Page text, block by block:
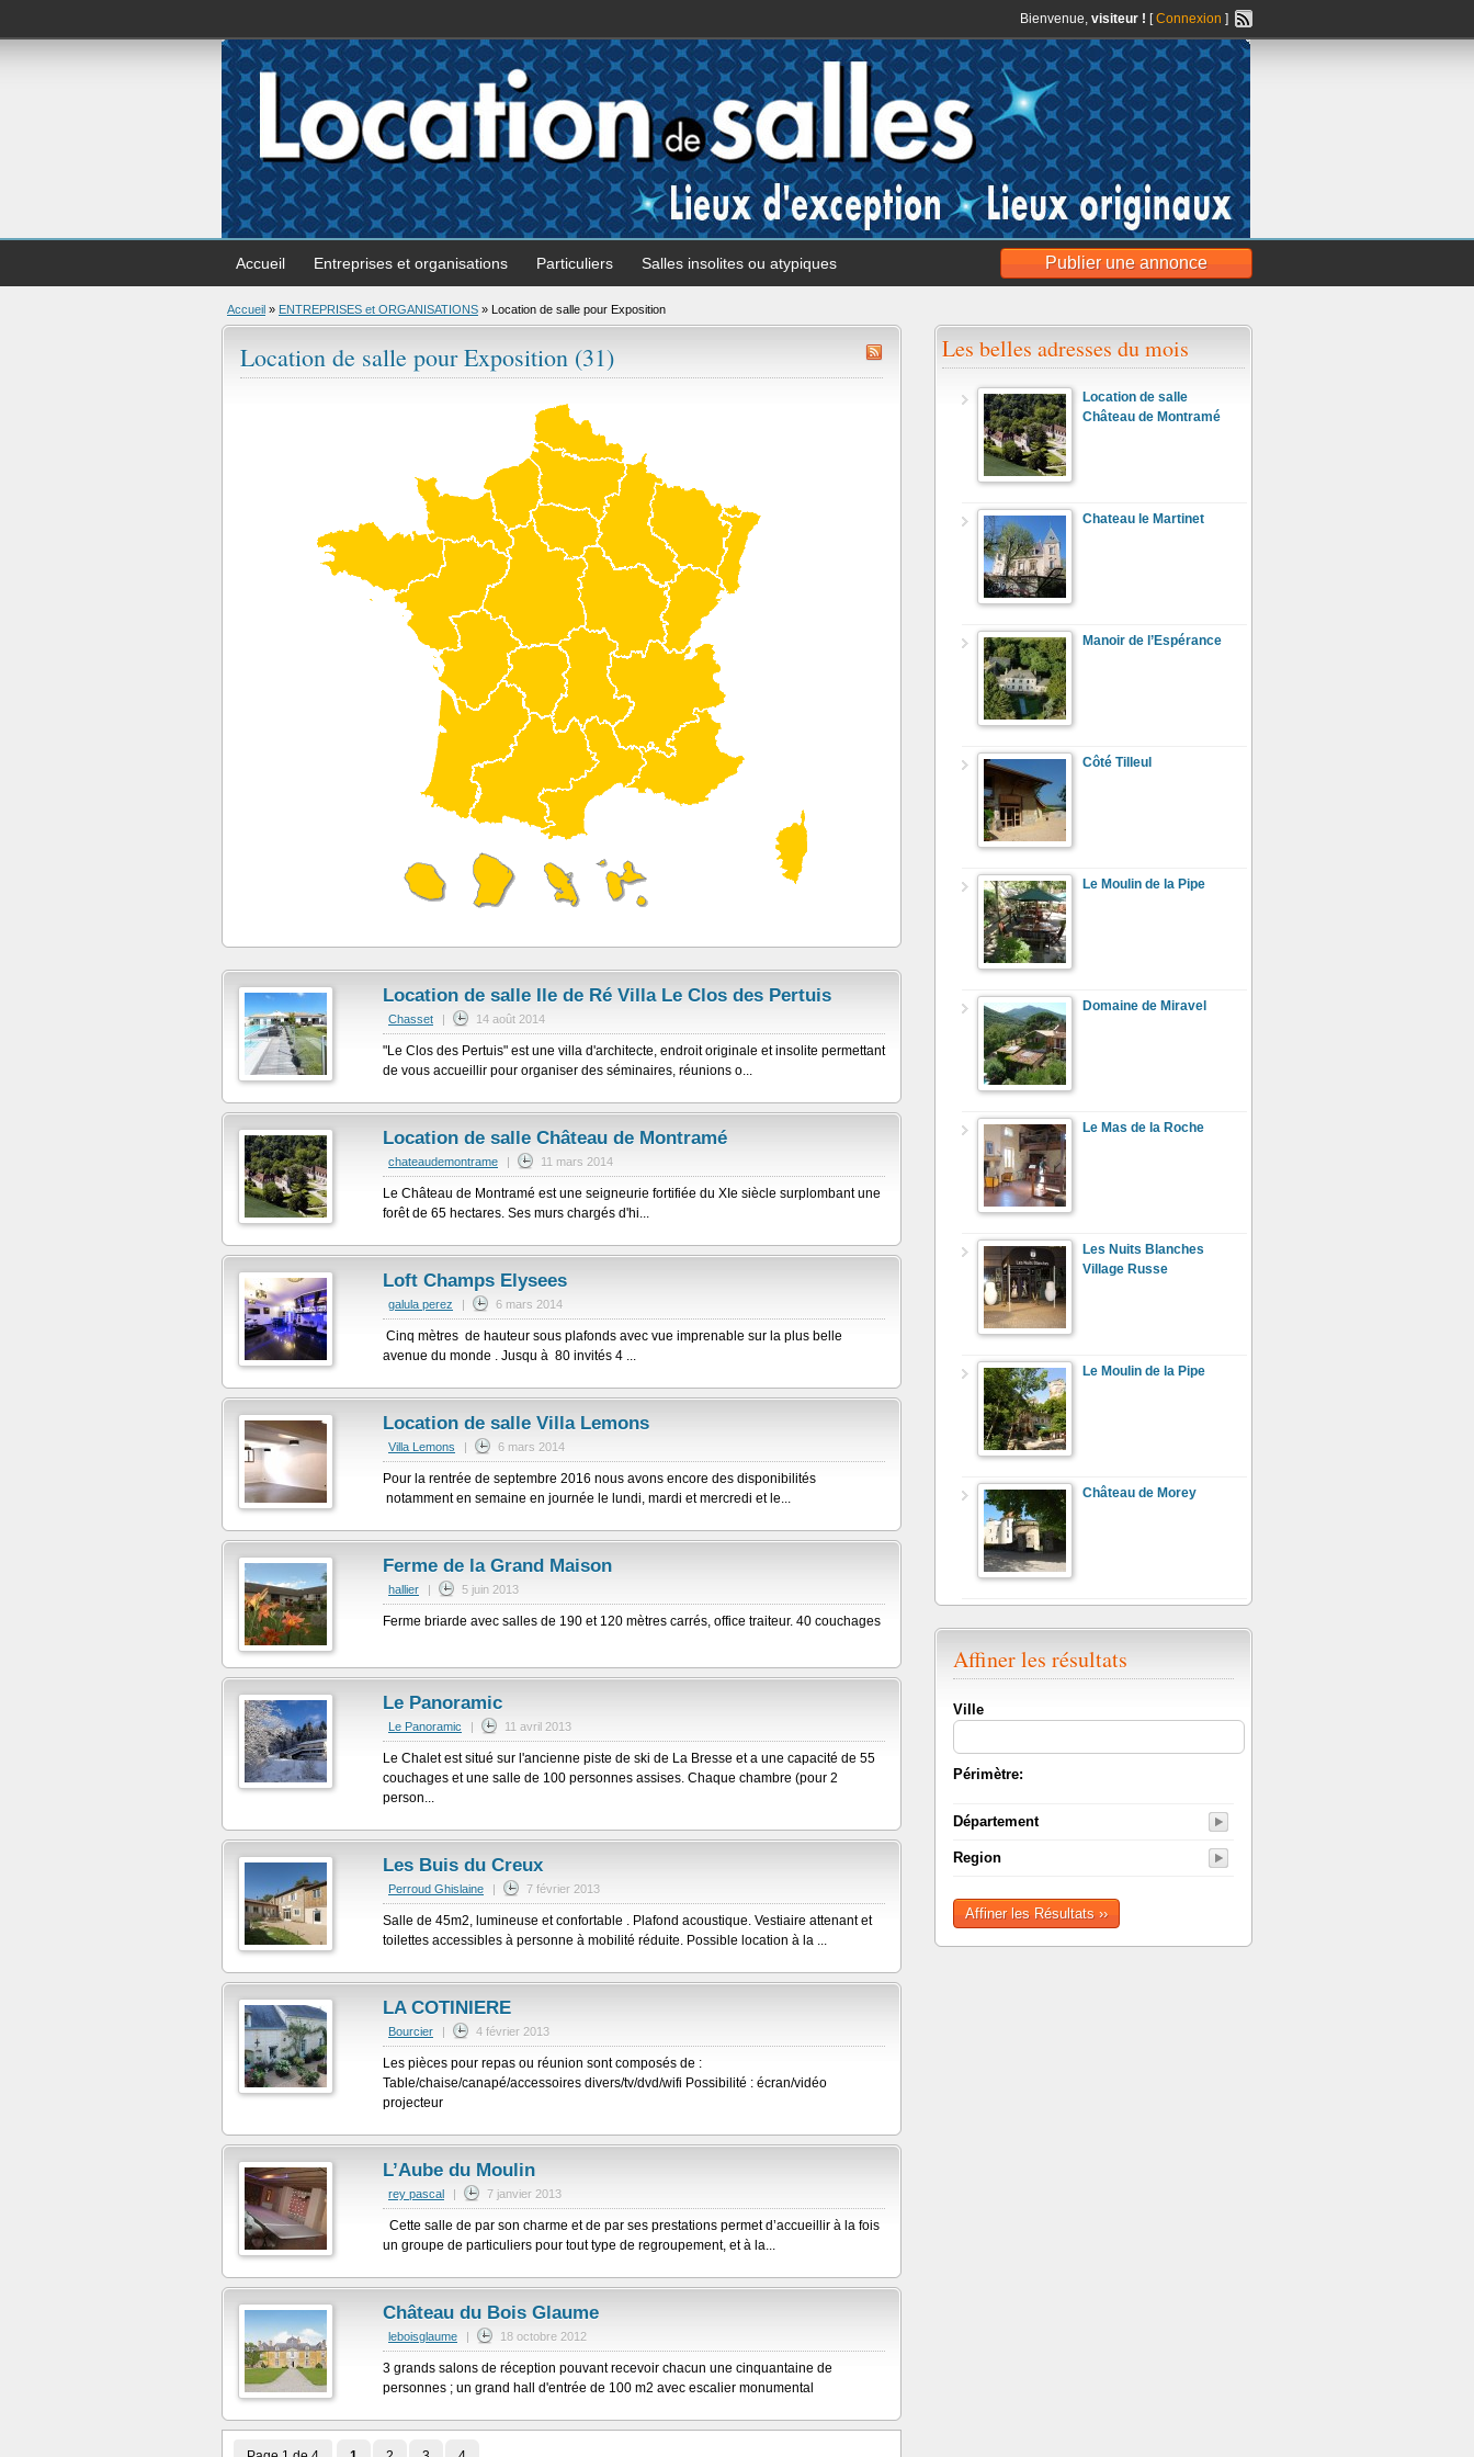
Bienvenue, visiteur ! [Connexion ]
Publier une annonce
Accueil Entreprises et organisations Particuliers Salles insolites ou atypiques
Accueil » ENTREPRISES et ORGANISATIONS » Location de salle pour Exposition
Location de salle pour Exposition (31)
Location de salle Ile de Ré Villa Le Clos des Pertuis
Chasset | 14 août 2014
"Le Clos des Pertuis" est une villa d'architecte, endroit originale et insolite permettant
de vous accueillir pour organiser des séminaires, réunions o...
Location de salle Château de Montramé
chateaudemontrame | 11 mars 2014
Le Château de Montramé est une seigneurie fortifiée du XIe siècle surplombant une
forêt de 65 hectares. Ses murs chargés d'hi...
Loft Champs Elysees
galula perez | 6 mars 2014
Cinq mètres de hauteur sous plafonds avec vue imprenable sur la plus belle
avenue du monde . Jusqu à 80 invités 4 ...
Location de salle Villa Lemons
Villa Lemons | 6 mars 2014
Pour la rentrée de septembre 2016 nous avons encore des disponibilités
notamment en semaine en journée le lundi, mardi et mercredi et le...
Ferme de la Grand Maison
hallier | 5 juin 2013
Ferme briarde avec salles de 190 et 120 mètres carrés, office traiteur. 40 couchages
Le Panoramic
Le Panoramic | 11 avril 2013
Le Chalet est situé sur l'ancienne piste de ski de La Bresse et a une capacité de 55
couchages et une salle de 100 personnes assises. Chaque chambre (pour 2
person...
Les Buis du Creux
Perroud Ghislaine | 7 février 2013
Salle de 45m2, lumineuse et confortable . Plafond acoustique. Vestiaire attenant et
toilettes accessibles à personne à mobilité réduite. Possible location à la ...
LA COTINIERE
Bourcier | 4 février 2013
Les pièces pour repas ou réunion sont composés de :
Table/chaise/canapé/accessoires divers/tv/dvd/wifi Possibilité : écran/vidéo
projecteur
L’Aube du Moulin
rey pascal | 7 janvier 2013
Cette salle de par son charme et de par ses prestations permet d’accueillir à la fois
un groupe de particuliers pour tout type de regroupement, et à la...
Château du Bois Glaume
leboisglaume | 18 octobre 2012
3 grands salons de réception pouvant recevoir chacun une cinquantaine de
personnes ; un grand hall d'entrée de 100 m2 avec escalier monumental
Les belles adresses du mois
Location de salle
Château de Montramé
Chateau le Martinet
Manoir de l’Espérance
Côté Tilleul
Le Moulin de la Pipe
Domaine de Miravel
Le Mas de la Roche
Les Nuits Blanches
Village Russe
Le Moulin de la Pipe
Château de Morey
Affiner les résultats
Ville
Périmètre:
Département
Region
Affiner les Résultats ››